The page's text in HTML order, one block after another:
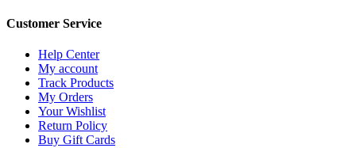
Customer Service
Help Center
My account
Track Products
My Orders
Your Wishlist
Return Policy
Buy Gift Cards